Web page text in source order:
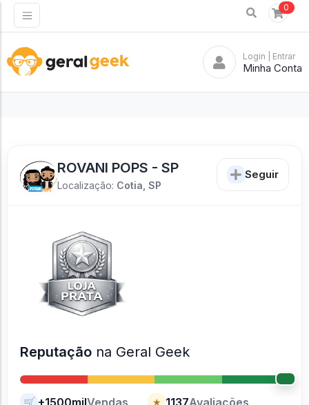
0
Login | Entrar
Minha Conta
ROVANI POPS - SP
Localização: Cotia, SP
Seguir
Reputação na Geral Geek
🛒 +1500milVendas ★ 1137Avaliações